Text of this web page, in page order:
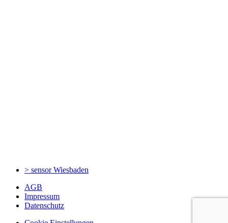
> sensorWiesbaden
AGB
Impressum
Datenschutz